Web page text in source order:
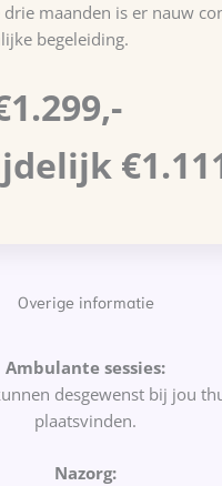
drie maanden is er nauw
begeleiding.
Overige informatie
Ambulante sessies:
desgewenst bij jou
plaatsvinden.
Nazorg: